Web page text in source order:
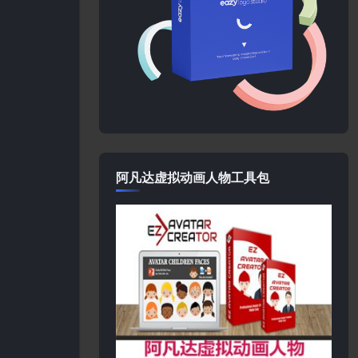
阿凡达虚拟动画人物工具包